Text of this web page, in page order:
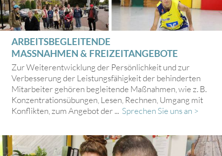
ARBEITSBEGLEITENDE
MASSNAHMEN & FREIZEITANGEBOTE
Zur Weiterentwicklung der Persönlichkeit und zur
Verbesserung der Leistungsfähigkeit der behinderten
Mitarbeiter gehören begleitende Maßnahmen, wie z. B.
Konzentrationsübungen, Lesen, Rechnen, Umgang mit
Konflikten, zum Angebot der ... Sprechen Sie uns an >